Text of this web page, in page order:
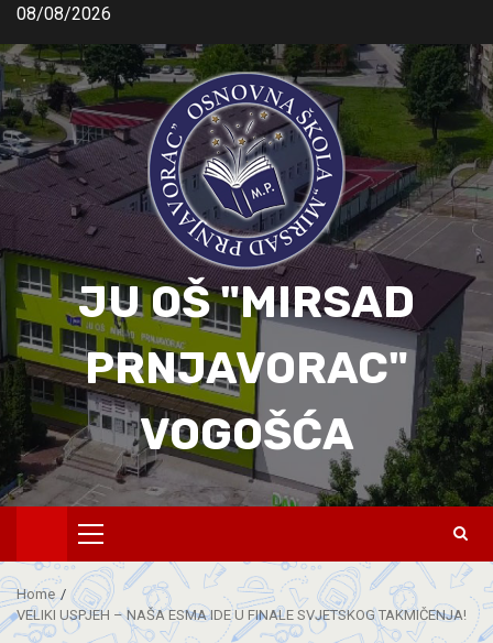
08/08/2026
JU OŠ "MIRSAD
PRNJAVORAC"
VOGOŠĆA
Home
VELIKI USPJEH – NAŠA ESMA IDE U FINALE SVJETSKOG TAKMIČENJA!